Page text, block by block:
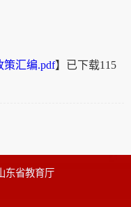
策汇编.pdf】已下载115
东省教育厅